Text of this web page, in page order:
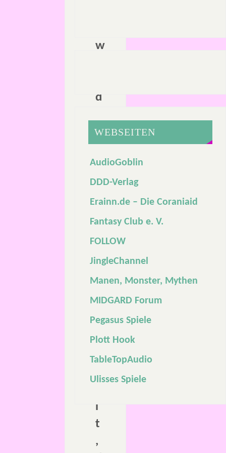
w
d
r
c
h
ö
n
e
n
t
a
s
y
w
l
t
,
WEBSEITEN
AudioGoblin
DDD-Verlag
Erainn.de – Die Coraniaid
Fantasy Club e. V.
FOLLOW
JingleChannel
Manen, Monster, Mythen
MIDGARD Forum
Pegasus Spiele
Plott Hook
TableTopAudio
Ulisses Spiele